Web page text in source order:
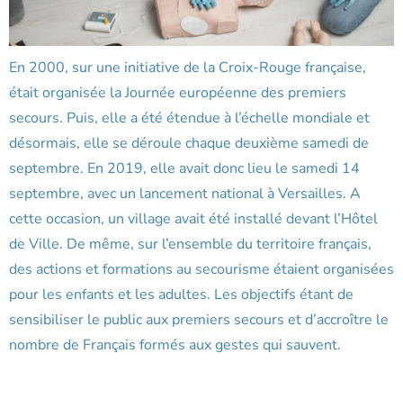
En 2000, sur une initiative de la Croix-Rouge française,
était organisée la Journée européenne des premiers
secours. Puis, elle a été étendue à l’échelle mondiale et
désormais, elle se déroule chaque deuxième samedi de
septembre. En 2019, elle avait donc lieu le samedi 14
septembre, avec un lancement national à Versailles. A
cette occasion, un village avait été installé devant l’Hôtel
de Ville. De même, sur l’ensemble du territoire français,
des actions et formations au secourisme étaient organisées
pour les enfants et les adultes. Les objectifs étant de
sensibiliser le public aux premiers secours et d’accroître le
nombre de Français formés aux gestes qui sauvent.